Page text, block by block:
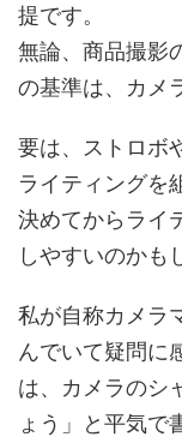
提です。
無論、商品撮影
の基準は、カメ
要は、ストロボ
ライティングを
決めてからライ
しやすいのかも
私が自称カメラ
んでいて疑問に
は、カメラのシ
ょう」と平気で